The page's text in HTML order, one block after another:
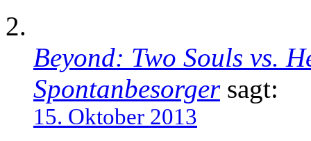
Beyond: Two Souls vs.
Spontanbesorgersagt:
15. Oktober 2013